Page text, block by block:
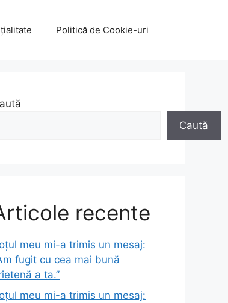
Politică de Cookie-uri
Caută
recente
meu mi-a trimis un mesaj:
fugit cu cea mai bună
a ta.”
meu mi-a trimis un mesaj: